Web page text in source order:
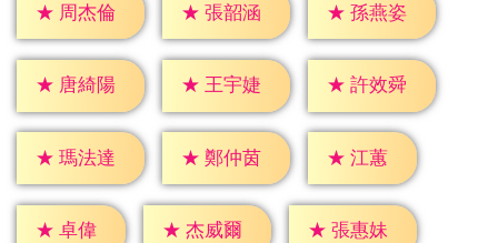
★ 周杰倫 ★ 張韶涵 ★ 孫燕姿
★ 唐綺陽 ★ 王宇婕 ★ 許效舜
★ 瑪法達 ★ 鄭仲茵 ★ 江蕙
★ 卓偉 ★ 杰威爾 ★ 張惠妹